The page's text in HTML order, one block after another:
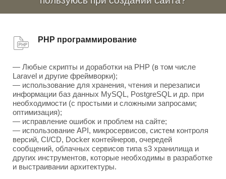
PHP программирование
— Любые скрипты и доработки на PHP (в том числе
Laravel и другие фреймворки);
— использование для хранения, чтения и перезаписи
информации баз данных MySQL, PostgreSQL и др. при
необходимости (с простыми и сложными запросами;
оптимизация);
— исправление ошибок и проблем на сайте;
— использование API, микросервисов, систем контроля
версий, CI/CD, Docker контейнеров, очередей
сообщений, облачных сервисов типа s3 хранилища и
других инструментов, которые необходимы в разработке
и выстраивании архитектуры.